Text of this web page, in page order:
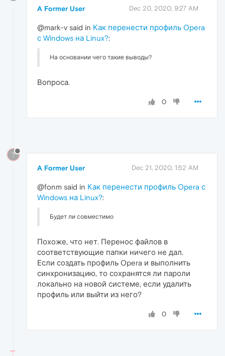
A Former User Dec 20, 2020, 9:27 AM
@mark-v said in Как перенести профиль Opera
с Windows на Linux?:
На основании чего такие выводы?
Вопроса.
0
?
A Former User Dec 21, 2020, 1:52 AM
@fonm said in Как перенести профиль Opera с
Windows на Linux?:
Будет ли совместимо
Похоже, что нет. Перенос файлов в
соответствующие папки ничего не дал.
Если создать профиль Opera и выполнить
синхронизацию, то сохранятся ли пароли
локально на новой системе, если удалить
профиль или выйти из него?
0